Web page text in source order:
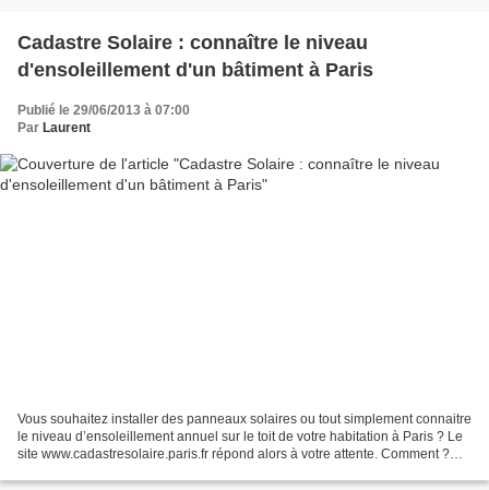
Cadastre Solaire : connaître le niveau
d'ensoleillement d'un bâtiment à Paris
Publié le 29/06/2013 à 07:00
Par Laurent
Vous souhaitez installer des panneaux solaires ou tout simplement connaitre
le niveau d’ensoleillement annuel sur le toit de votre habitation à Paris ? Le
site www.cadastresolaire.paris.fr répond alors à votre attente. Comment ?